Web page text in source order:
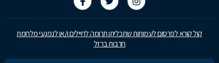
קול קורא לפרסום לעמותות שתכליתן תרומה לחיילים ו/או לנפגעי מלחמת
חרבות ברזל